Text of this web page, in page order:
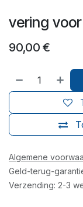
vering
90,00 €
Algemene
Geld-terug-
Verzending: 2-3